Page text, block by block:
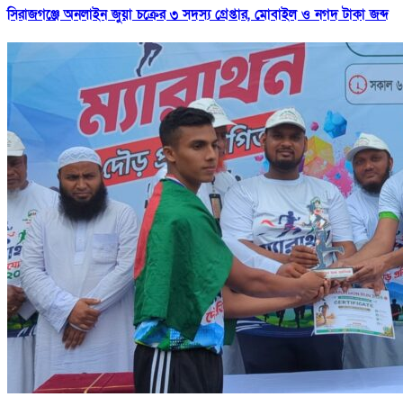
সিরাজগঞ্জে অনলাইন জুয়া চক্রের ৩ সদস্য গ্রেপ্তার, মোবাইল ও নগদ টাকা জব্দ